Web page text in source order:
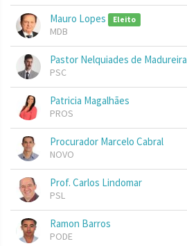
Mauro Lopes Eleito
MDB
Pastor Nelquiades de Madureira
PSC
Patricia Magalhães
PROS
Procurador Marcelo Cabral
NOVO
Prof. Carlos Lindomar
PSL
Ramon Barros
PODE